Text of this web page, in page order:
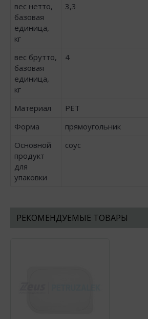
вес нетто,
базовая
единица,
кг
3,3
вес брутто,
базовая
единица,
кг
4
Материал
PET
Форма
прямоугольник
Основной
продукт
для
упаковки
соус
РЕКОМЕНДУЕМЫЕ ТОВАРЫ